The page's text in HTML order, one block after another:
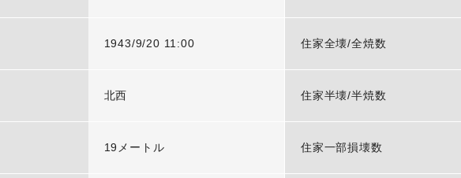
1943/9/20 11:00
北西
19メートル
住家全壊/全焼数
住家半壊/半焼数
住家一部損壊数